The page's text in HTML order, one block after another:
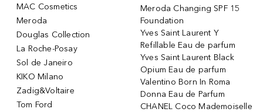
MAC Cosmetics
Meroda
Douglas Collection
La Roche-Posay
Sol de Janeiro
KIKO Milano
Zadig&Voltaire
Tom Ford
Meroda Changing SPF 15
Foundation
Yves Saint Laurent Y
Refillable Eau de parfum
Yves Saint Laurent Black
Opium Eau de parfum
Valentino Born In Roma
Donna Eau de Parfum
CHANEL Coco Mademoiselle